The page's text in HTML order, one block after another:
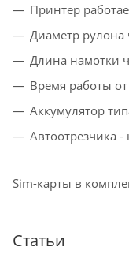
Принтер
Диаметр
Длина намотки
Время работы
Аккумулятор
Автоотрезчика -
Sim-карты в
Статьи